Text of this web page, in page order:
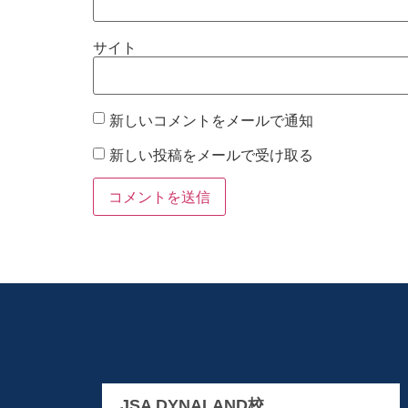
サイト
新しいコメントをメールで通知
新しい投稿をメールで受け取る